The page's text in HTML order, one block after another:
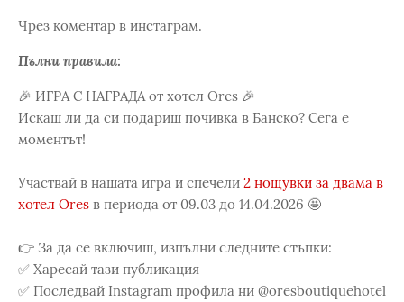
Чрез коментар в инстаграм.
Пълни правила:
🎉 ИГРА С НАГРАДА от хотел Ores 🎉
Искаш ли да си подариш почивка в Банско? Сега е
моментът!
Участвай в нашата игра и спечели 2 нощувки за двама в
хотел Ores в периода от 09.03 до 14.04.2026 🤩
👉 За да се включиш, изпълни следните стъпки:
✅ Харесай тази публикация
✅ Последвай Instagram профила ни @oresboutiquehotel